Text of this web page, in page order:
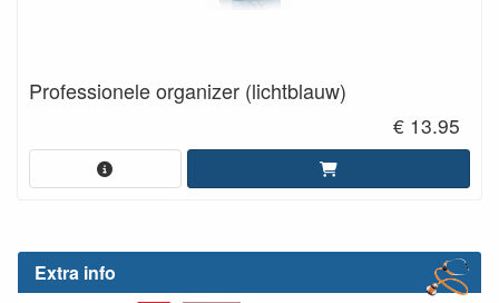
Extra info
Professionele organizer (lichtblauw)
€ 13.95